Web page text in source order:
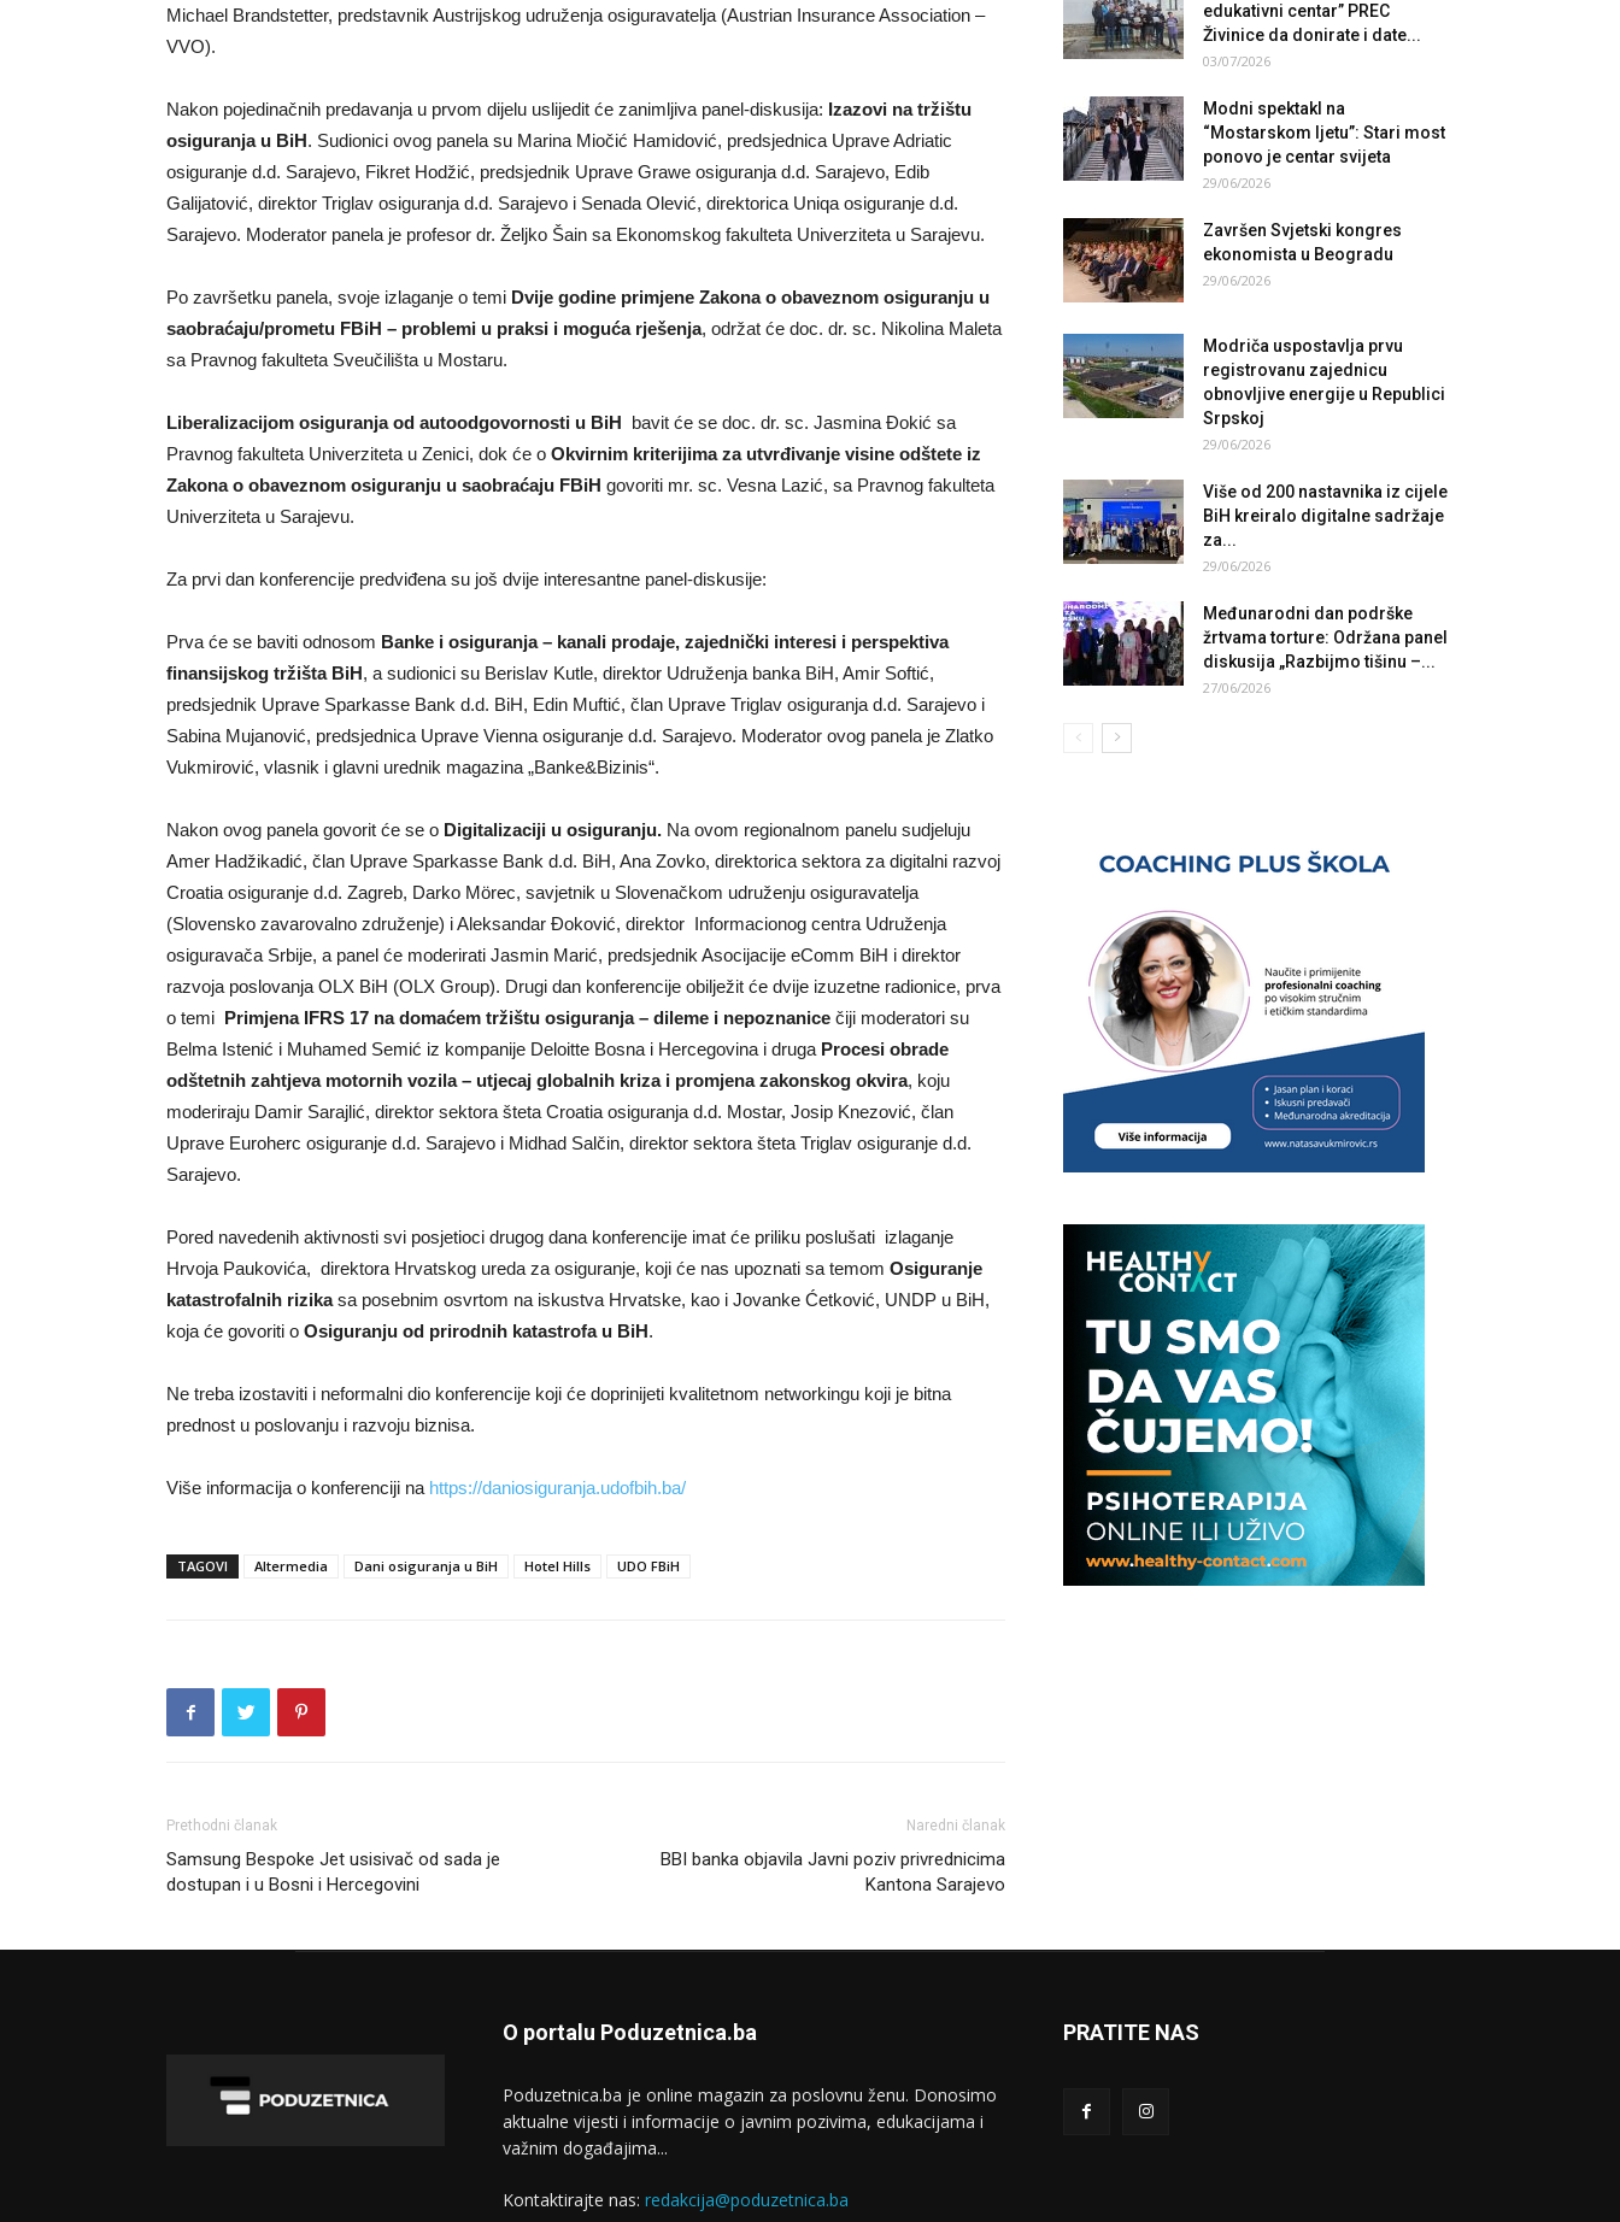
Michael Brandstetter, predstavnik Austrijskog udruženja osiguravatelja (Austrian Insurance Association –
VVO).
Nakon pojedinačnih predavanja u prvom dijelu uslijedit će zanimljiva panel-diskusija: Izazovi na tržištu
osiguranja u BiH. Sudionici ovog panela su Marina Miočić Hamidović, predsjednica Uprave Adriatic
osiguranje d.d. Sarajevo, Fikret Hodžić, predsjednik Uprave Grawe osiguranja d.d. Sarajevo, Edib
Galijatović, direktor Triglav osiguranja d.d. Sarajevo i Senada Olević, direktorica Uniqa osiguranje d.d.
Sarajevo. Moderator panela je profesor dr. Željko Šain sa Ekonomskog fakulteta Univerziteta u Sarajevu.
Po završetku panela, svoje izlaganje o temi Dvije godine primjene Zakona o obaveznom osiguranju u
saobraćaju/prometu FBiH – problemi u praksi i moguća rješenja, održat će doc. dr. sc. Nikolina Maleta
sa Pravnog fakulteta Sveučilišta u Mostaru.
Liberalizacijom osiguranja od autoodgovornosti u BiH bavit će se doc. dr. sc. Jasmina Đokić sa
Pravnog fakulteta Univerziteta u Zenici, dok će o Okvirnim kriterijima za utvrđivanje visine odštete iz
Zakona o obaveznom osiguranju u saobraćaju FBiH govoriti mr. sc. Vesna Lazić, sa Pravnog fakulteta
Univerziteta u Sarajevu.
Za prvi dan konferencije predviđena su još dvije interesantne panel-diskusije:
Prva će se baviti odnosom Banke i osiguranja – kanali prodaje, zajednički interesi i perspektiva
finansijskog tržišta BiH, a sudionici su Berislav Kutle, direktor Udruženja banka BiH, Amir Softić,
predsjednik Uprave Sparkasse Bank d.d. BiH, Edin Muftić, član Uprave Triglav osiguranja d.d. Sarajevo i
Sabina Mujanović, predsjednica Uprave Vienna osiguranje d.d. Sarajevo. Moderator ovog panela je Zlatko
Vukmirović, vlasnik i glavni urednik magazina „Banke&Bizinis“.
Nakon ovog panela govorit će se o Digitalizaciji u osiguranju. Na ovom regionalnom panelu sudjeluju
Amer Hadžikadić, član Uprave Sparkasse Bank d.d. BiH, Ana Zovko, direktorica sektora za digitalni razvoj
Croatia osiguranje d.d. Zagreb, Darko Mörec, savjetnik u Slovenačkom udruženju osiguravatelja
(Slovensko zavarovalno združenje) i Aleksandar Đoković, direktor Informacionog centra Udruženja
osiguravača Srbije, a panel će moderirati Jasmin Marić, predsjednik Asocijacije eComm BiH i direktor
razvoja poslovanja OLX BiH (OLX Group). Drugi dan konferencije obilježit će dvije izuzetne radionice, prva
o temi Primjena IFRS 17 na domaćem tržištu osiguranja – dileme i nepoznanice čiji moderatori su
Belma Istenić i Muhamed Semić iz kompanije Deloitte Bosna i Hercegovina i druga Procesi obrade
odštetnih zahtjeva motornih vozila – utjecaj globalnih kriza i promjena zakonskog okvira, koju
moderiraju Damir Sarajlić, direktor sektora šteta Croatia osiguranja d.d. Mostar, Josip Knezović, član
Uprave Euroherc osiguranje d.d. Sarajevo i Midhad Salčin, direktor sektora šteta Triglav osiguranje d.d.
Sarajevo.
Pored navedenih aktivnosti svi posjetioci drugog dana konferencije imat će priliku poslušati izlaganje
Hrvoja Paukovića, direktora Hrvatskog ureda za osiguranje, koji će nas upoznati sa temom Osiguranje
katastrofalnih rizikasa posebnim osvrtom na iskustva Hrvatske, kao i Jovanke Ćetković, UNDP u BiH,
koja će govoriti o Osiguranju od prirodnih katastrofa u BiH.
Ne treba izostaviti i neformalni dio konferencije koji će doprinijeti kvalitetnom networkingu koji je bitna
prednost u poslovanju i razvoju biznisa.
Više informacija o konferenciji na https://daniosiguranja.udofbih.ba/
TAGOVI Altermedia Dani osiguranja u BiH Hotel Hills UDO FBiH
Prethodni članak
Samsung Bespoke Jet usisivač od sada je
dostupan i u Bosni i Hercegovini
Naredni članak
BBI banka objavila Javni poziv privrednicima
Kantona Sarajevo
edukativni centar” PREC
Živinice da donirate i date...
03/07/2026
Modni spektakl na
“Mostarskom ljetu”: Stari most
ponovo je centar svijeta
29/06/2026
Završen Svjetski kongres
ekonomista u Beogradu
29/06/2026
Modriča uspostavlja prvu
registrovanu zajednicu
obnovljive energije u Republici
Srpskoj
29/06/2026
Više od 200 nastavnika iz cijele
BiH kreiralo digitalne sadržaje
za...
29/06/2026
Međunarodni dan podrške
žrtvama torture: Održana panel
diskusija „Razbijmo tišinu –...
27/06/2026
O portalu Poduzetnica.ba
Poduzetnica.ba je online magazin za poslovnu ženu. Donosimo
aktualne vijesti i informacije o javnim pozivima, edukacijama i
važnim događajima...
Kontaktirajte nas: redakcija@poduzetnica.ba
PRATITE NAS